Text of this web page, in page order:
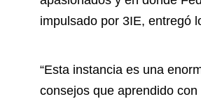
impulsado por 3IE, entregó
“Esta instancia es una
consejos que aprendido